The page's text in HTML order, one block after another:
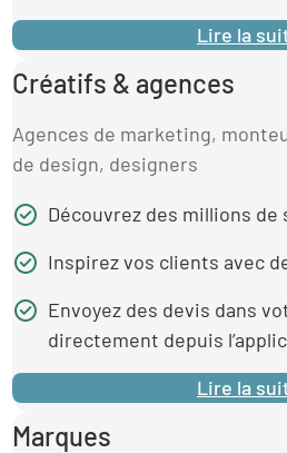
Lire la
Créatifs & agences
Agences de marketing,
de design, designers
Découvrez des millions de
Inspirez vos clients avec
Envoyez des devis dans
directement depuis
Lire la
Marques